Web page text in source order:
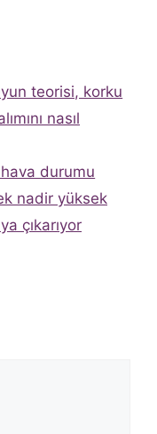
teorisi, korku
nasıl
hava durumu
nadir yüksek
çıkarıyor